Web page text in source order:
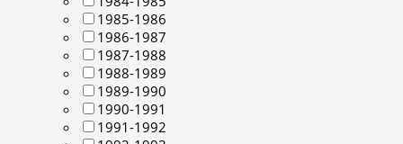
1985-1986
1986-1987
1987-1988
1988-1989
1989-1990
1990-1991
1991-1992